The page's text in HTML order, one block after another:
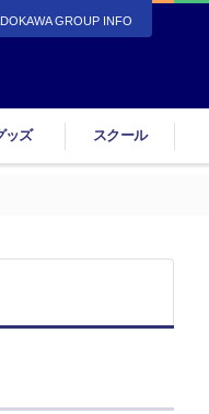
GROUP INFO
ッズ スクール